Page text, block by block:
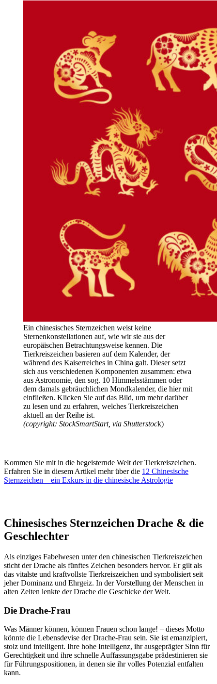
Ein chinesisches Sternzeichen weist keine
Sternenkonstellationen auf, wie wir sie aus der
europäischen Betrachtungsweise kennen. Die
Tierkreiszeichen basieren auf dem Kalender, der
während des Kaiserreiches in China galt. Dieser setzt
sich aus verschiedenen Komponenten zusammen: etwa
aus Astronomie, den sog. 10 Himmelsstämmen oder
dem damals gebräuchlichen Mondkalender, die hier mit
einfließen. Klicken Sie auf das Bild, um mehr darüber
zu lesen und zu erfahren, welches Tierkreiszeichen
aktuell an der Reihe ist.
(copyright: StockSmartStart, via Shutterstock)
Kommen Sie mit in die begeisternde Welt der Tierkreiszeichen.
Erfahren Sie in diesem Artikel mehr über die 12 Chinesische
Sternzeichen – ein Exkurs in die chinesische Astrologie
Chinesisches Sternzeichen Drache & die
Geschlechter
Als einziges Fabelwesen unter den chinesischen Tierkreiszeichen
sticht der Drache als fünftes Zeichen besonders hervor. Er gilt als
das vitalste und kraftvollste Tierkreiszeichen und symbolisiert seit
jeher Dominanz und Ehrgeiz. In der Vorstellung der Menschen in
alten Zeiten lenkte der Drache die Geschicke der Welt.
Die Drache-Frau
Was Männer können, können Frauen schon lange! – dieses Motto
könnte die Lebensdevise der Drache-Frau sein. Sie ist emanzipiert,
stolz und intelligent. Ihre hohe Intelligenz, ihr ausgeprägter Sinn für
Gerechtigkeit und ihre schnelle Auffassungsgabe prädestinieren sie
für Führungspositionen, in denen sie ihr volles Potenzial entfalten
kann.